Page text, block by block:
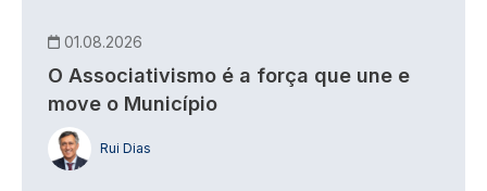
01.08.2026
O Associativismo é a força que une e
move o Município
Rui Dias